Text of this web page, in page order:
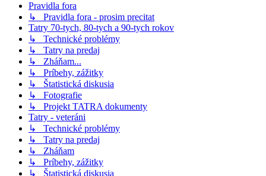
Pravidla fora
↳ Pravidla fora - prosim precitat
Tatry 70-tych, 80-tych a 90-tych rokov
↳ Technické problémy
↳ Tatry na predaj
↳ Zháňam...
↳ Príbehy, zážitky
↳ Štatistická diskusia
↳ Fotografie
↳ Projekt TATRA dokumenty
Tatry - veteráni
↳ Technické problémy
↳ Tatry na predaj
↳ Zháňam
↳ Príbehy, zážitky
↳ Štatistická diskusia